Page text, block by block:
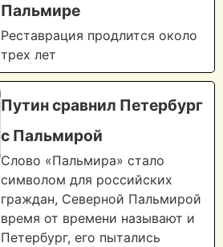
Пальмире
Реставрация продлится около
трех лет
Путин сравнил Петербург
с Пальмирой
Слово «Пальмира» стало
символом для российских
граждан, Северной Пальмирой
время от времени называют и
Петербург, его пытались